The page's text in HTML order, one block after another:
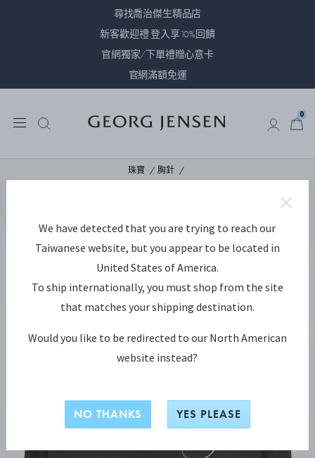
尋找喬治傑生精品店
新客歡迎禮 登入享10%回饋
官網獨家/下單禮贈心意卡
官網滿額免運
0
珠寶 胸針
We have detected that you are trying to reach our
Taiwanese website, but you appear to be located in
United States of America.
To ship internationally, you must shop from the site
that matches your shipping destination.
Would you like to be redirected to our North American
website instead?
NO THANKS YES PLEASE